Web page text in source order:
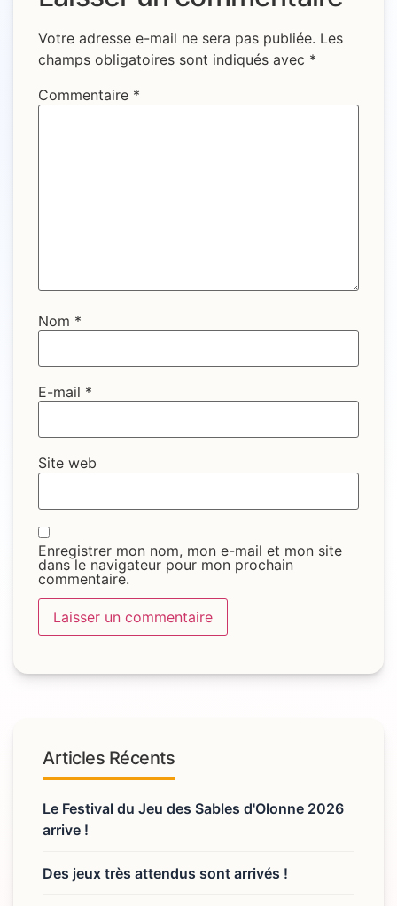
Votre adresse e-mail ne sera pas publiée. Les
champs obligatoires sont indiqués avec *
Commentaire *
Nom *
E-mail *
Site web
Enregistrer mon nom, mon e-mail et mon site
dans le navigateur pour mon prochain
commentaire.
Articles Récents
Le Festival du Jeu des Sables d'Olonne 2026
arrive !
Des jeux très attendus sont arrivés !